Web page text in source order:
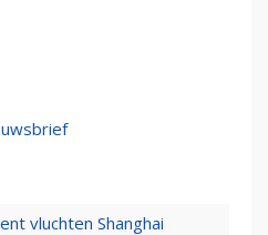
vluchten Shanghai